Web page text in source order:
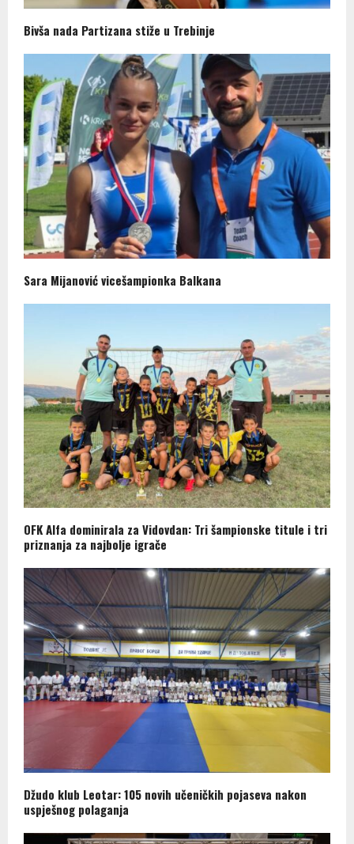
Bivša nada Partizana stiže u Trebinje
Sara Mijanović vicešampionka Balkana
OFK Alfa dominirala za Vidovdan: Tri šampionske titule i tri
priznanja za najbolje igrače
Džudo klub Leotar: 105 novih učeničkih pojaseva nakon
uspješnog polaganja